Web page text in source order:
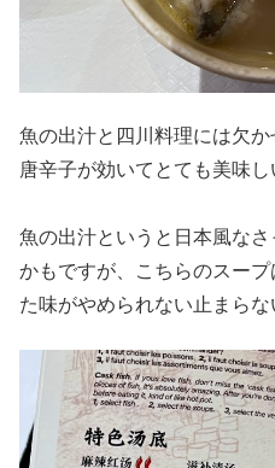
魚の出汁と四川料理には欠か
唐辛子が効いてとても美味し
魚の出汁というと日本風な
かもですが、こちらのスー
た味がやめられない止まらな